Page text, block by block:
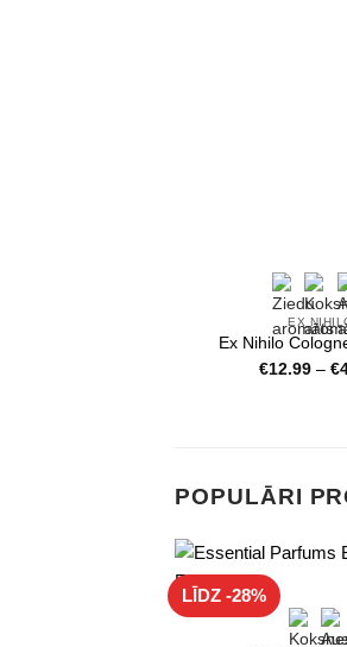
EX
Ex Nihilo
€12.99 – €
POPULĀRI
LĪDZ -28%